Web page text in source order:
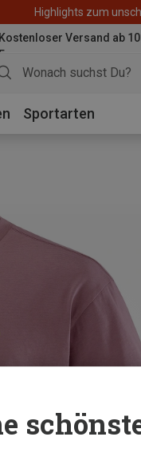
Highlights zum
Kostenloser Versand ab
Euro
Sportarten